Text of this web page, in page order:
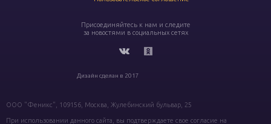
Присоединяйтесь к нам и следите
за новостями в социальных сетях
Дизайн сделан в 2017
ООО "Феникс", 109156, Москва, Жулебинский бульвар, 25
При использовании данного сайта, вы подтверждаете свое согласие на